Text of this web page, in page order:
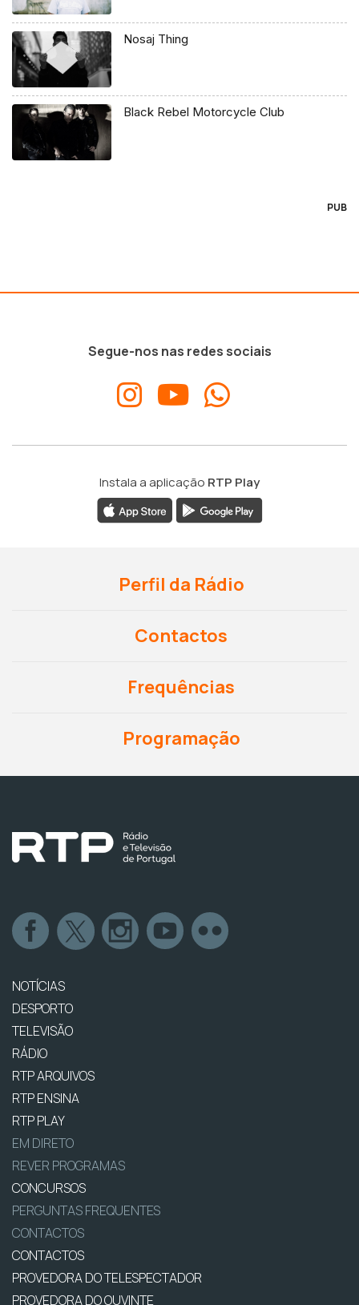
Nosaj Thing
Black Rebel Motorcycle Club
PUB
Segue-nos nas redes sociais
Instala a aplicação RTP Play
Perfil da Rádio
Contactos
Frequências
Programação
NOTÍCIAS
DESPORTO
TELEVISÃO
RÁDIO
RTP ARQUIVOS
RTP ENSINA
RTP PLAY
EM DIRETO
REVER PROGRAMAS
CONCURSOS
PERGUNTAS FREQUENTES
CONTACTOS
CONTACTOS
PROVEDORA DO TELESPECTADOR
PROVEDORA DO OUVINTE